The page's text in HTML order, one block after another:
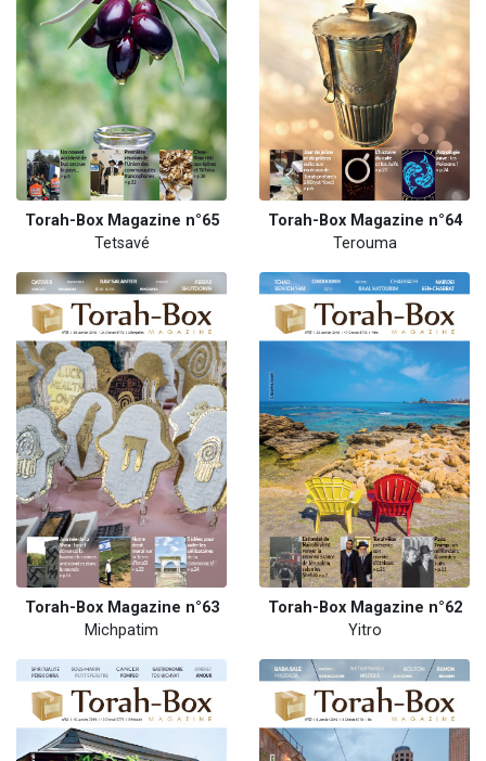
Torah-Box Magazine n°65
Tetsavé
Torah-Box Magazine n°64
Terouma
Torah-Box Magazine n°63
Michpatim
Torah-Box Magazine n°62
Yitro